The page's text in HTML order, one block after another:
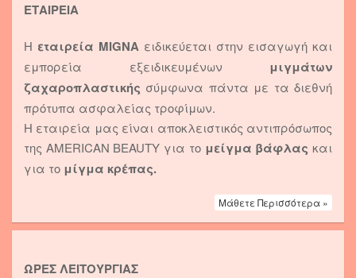
ΕΤΑΙΡΕΙΑ
Η εταιρεία MIGNA ειδικεύεται στην εισαγωγή και
εμπορεία εξειδικευμένων μιγμάτων
ζαχαροπλαστικής σύμφωνα πάντα με τα διεθνή
πρότυπα ασφαλείας τροφίμων.
Η εταιρεία μας είναι αποκλειστικός αντιπρόσωπος
της AMERICAN BEAUTY για το μείγμα βάφλας και
για το μίγμα κρέπας.
Μάθετε Περισσότερα »
ΩΡΕΣ ΛΕΙΤΟΥΡΓΙΑΣ